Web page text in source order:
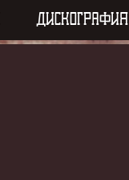
ДИСКОГРАФИЯ